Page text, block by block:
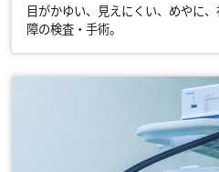
目がかゆい、見えにくい、めやに
障の検査・手術。